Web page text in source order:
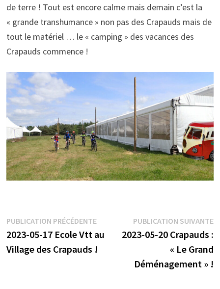
de terre ! Tout est encore calme mais demain c’est la
« grande transhumance » non pas des Crapauds mais de
tout le matériel … le « camping » des vacances des
Crapauds commence !
Navigation
de
l’article
PUBLICATION PRÉCÉDENTEPublication
précédente :
2023-05-17 Ecole Vtt au
Village des Crapauds !
PUBLICATION SUIVANTE
2023-05-20 Crapauds :
« Le Grand
Déménagement » !